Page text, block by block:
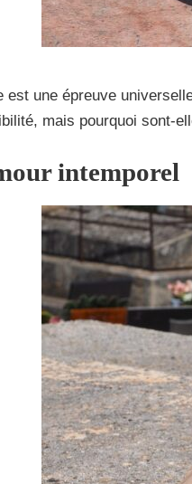
est une épreuve
mais pourquoi sont-
intemporel